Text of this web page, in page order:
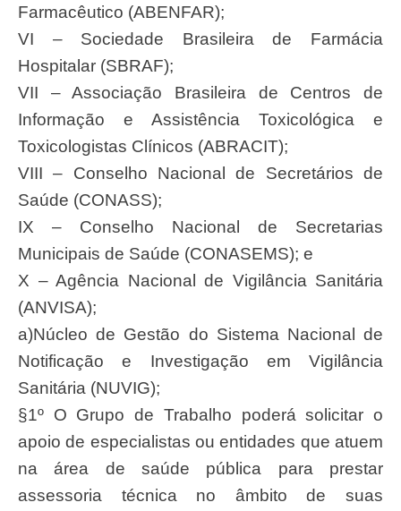
Farmacêutico (ABENFAR);
VI – Sociedade Brasileira de Farmácia
Hospitalar (SBRAF);
VII – Associação Brasileira de Centros de
Informação e Assistência Toxicológica e
Toxicologistas Clínicos (ABRACIT);
VIII – Conselho Nacional de Secretários de
Saúde (CONASS);
IX – Conselho Nacional de Secretarias
Municipais de Saúde (CONASEMS); e
X – Agência Nacional de Vigilância Sanitária
(ANVISA);
a)Núcleo de Gestão do Sistema Nacional de
Notificação e Investigação em Vigilância
Sanitária (NUVIG);
§1º O Grupo de Trabalho poderá solicitar o
apoio de especialistas ou entidades que atuem
na área de saúde pública para prestar
assessoria técnica no âmbito de suas